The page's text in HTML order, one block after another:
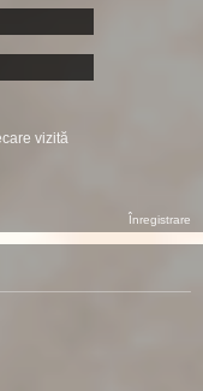
vizită
Înregistrare